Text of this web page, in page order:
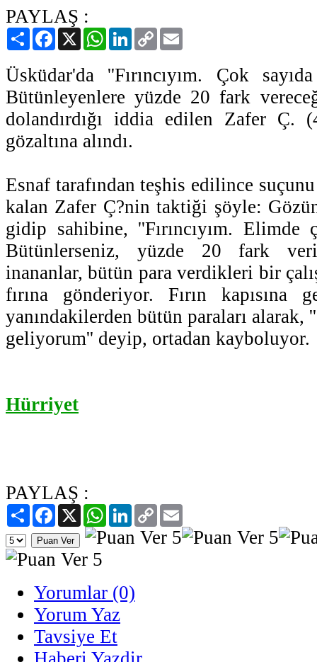
PAYLAŞ :
PaylaşFacebook
X WhatsAppLinkedIn
Copy
Link
Üsküdar'da ''Fırıncıyım. Çok
Bütünleyenlere yüzde 20 fark
dolandırdığı iddia edilen Zafer Ç.
gözaltına alındı.
Esnaf tarafından teşhis edilince
kalan Zafer Ç?nin taktiği şöyle:
gidip sahibine, ''Fırıncıyım.
Bütünlerseniz, yüzde 20 fark
inananlar, bütün para verdikleri bir
fırına gönderiyor. Fırın kapısına
yanındakilerden bütün paraları
geliyorum'' deyip, ortadan kayboluyor.
Hürriyet
PAYLAŞ :
PaylaşFacebook
X WhatsAppLinkedIn
Copy
Link
Yorumlar (0)
Yorum Yaz
Tavsiye Et